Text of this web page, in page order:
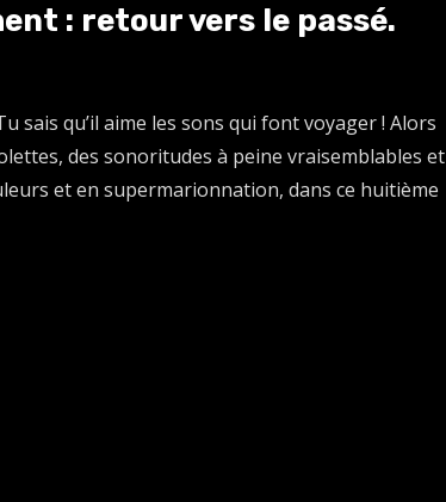
: retour vers le passé.
sais qu’il aime les sons qui font voyager ! Alors
des sonoritudes à peine vraisemblables et
et en supermarionnation, dans ce huitième